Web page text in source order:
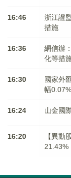
16:46
浙江證
措施
16:36
網信辦
化等措
16:30
國家外
幅0.07%
16:24 山金國
16:20
【異動
21.43%